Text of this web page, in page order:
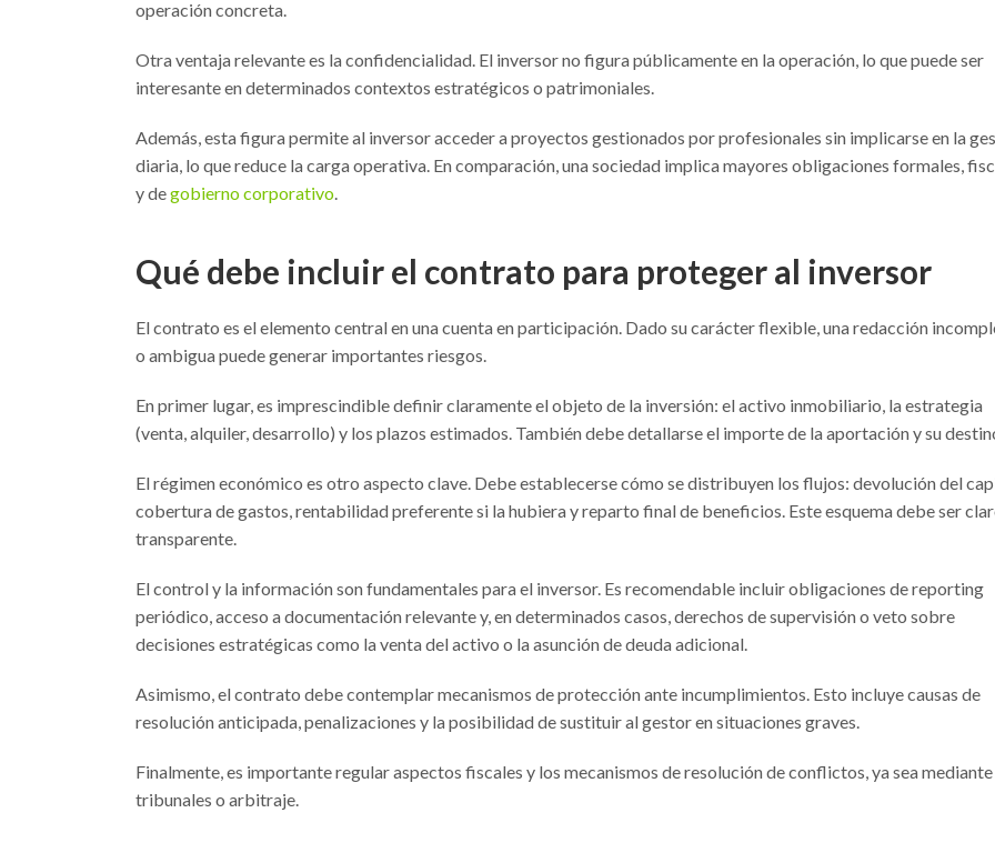
operación concreta.
Otra ventaja relevante es la confidencialidad. El inversor no figura públicamente en la operación, lo que puede ser
interesante en determinados contextos estratégicos o patrimoniales.
Además, esta figura permite al inversor acceder a proyectos gestionados por profesionales sin implicarse en la
diaria, lo que reduce la carga operativa. En comparación, una sociedad implica mayores obligaciones formales,
y degobierno corporativo.
Qué debe incluir el contrato para proteger al inversor
El contrato es el elemento central en una cuenta en participación. Dado su carácter flexible, una redacción
o ambigua puede generar importantes riesgos.
En primer lugar, es imprescindible definir claramente el objeto de la inversión: el activo inmobiliario, la estrategia
(venta, alquiler, desarrollo) y los plazos estimados. También debe detallarse el importe de la aportación y su
El régimen económico es otro aspecto clave. Debe establecerse cómo se distribuyen los flujos: devolución del
cobertura de gastos, rentabilidad preferente si la hubiera y reparto final de beneficios. Este esquema debe ser
transparente.
El control y la información son fundamentales para el inversor. Es recomendable incluir obligaciones de reporting
periódico, acceso a documentación relevante y, en determinados casos, derechos de supervisión o veto sobre
decisiones estratégicas como la venta del activo o la asunción de deuda adicional.
Asimismo, el contrato debe contemplar mecanismos de protección ante incumplimientos. Esto incluye causas de
resolución anticipada, penalizaciones y la posibilidad de sustituir al gestor en situaciones graves.
Finalmente, es importante regular aspectos fiscales y los mecanismos de resolución de conflictos, ya sea mediante
tribunales o arbitraje.